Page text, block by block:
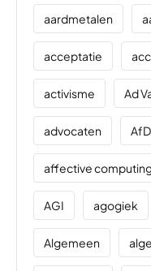
aardmetalen
acceptatie
activisme Ad
advocaten AfD
affective
AGI agogiek
Algemeen